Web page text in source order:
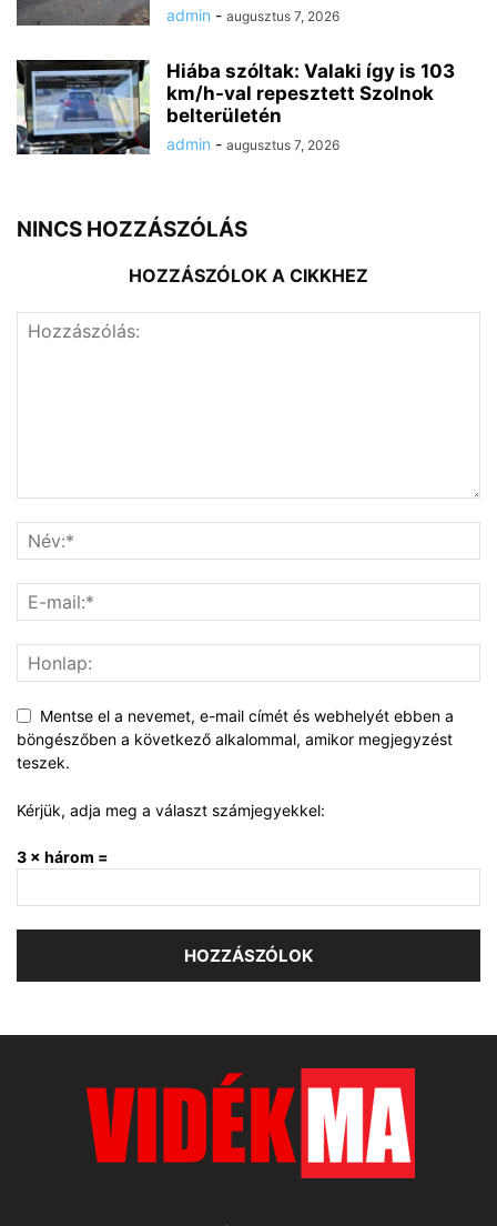
admin - augusztus 7, 2026
Hiába szóltak: Valaki így is 103
km/h-val repesztett Szolnok
belterületén
admin - augusztus 7, 2026
NINCS HOZZÁSZÓLÁS
HOZZÁSZÓLOK A CIKKHEZ
Mentse el a nevemet, e-mail címét és webhelyét ebben a
böngészőben a következő alkalommal, amikor megjegyzést
teszek.
Kérjük, adja meg a választ számjegyekkel:
3 × három =